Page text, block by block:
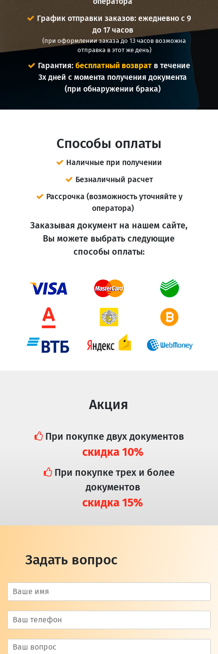
График отправки заказов: ежедневно с 9
до 17 часов
(при оформлении заказа до 13 часов возможна
отправка в этот же день)
Гарантия:бесплатный возврат в течение
3х дней с момента получения документа
(при обнаружении брака)
Способы оплаты
Наличные при получении
Безналичный расчет
Рассрочка (возможность уточняйте у
оператора)
Заказывая документ на нашем сайте,
Вы можете выбрать следующие
способы оплаты:
Акция
При покупке двух документов
скидка 10%
При покупке трех и более
документов
скидка 15%
Задать вопрос